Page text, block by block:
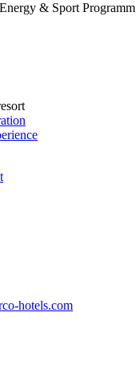
& Sport Programm
hotels.com